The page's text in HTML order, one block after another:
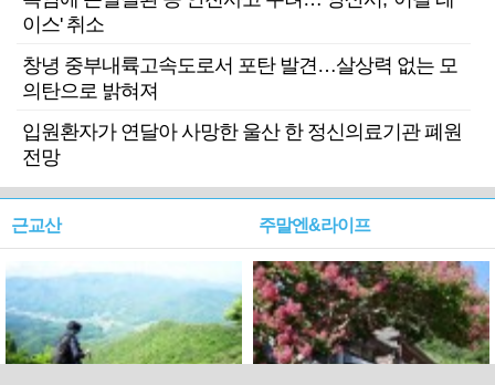
이스' 취소
창녕 중부내륙고속도로서 포탄 발견…살상력 없는 모
의탄으로 밝혀져
입원환자가 연달아 사망한 울산 한 정신의료기관 폐원
전망
근교산 주말엔&라이프